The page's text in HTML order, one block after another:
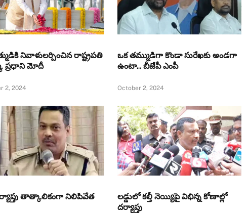
నివాళులర్పించిన రాష్ట్రపతి
ప్రధాని మోదీ
2, 2024
ఒక తమ్ముడిగా కొండా సురేఖకు అండగా
ఉంటా.. బీజేపీ ఎంపీ
October 2, 2024
తాత్కాలికంగా నిలిపివేత
లడ్డులో కల్తీ నెయ్యిపై విభిన్న కోణాల్లో
దర్యాప్తు